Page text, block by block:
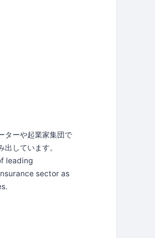
ターや起業家集団で
しています。
leading
sector as